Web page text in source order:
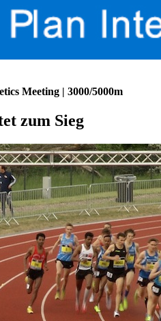
Meeting | 3000/5000m
zum Sieg